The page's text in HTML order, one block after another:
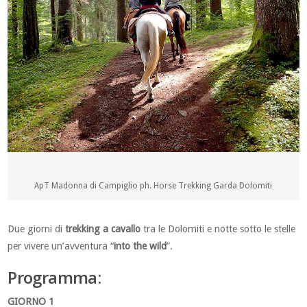
ApT Madonna di Campiglio ph. Horse Trekking Garda Dolomiti
Due giorni ditrekking a cavallo tra le Dolomiti e notte sotto le stelle
per vivere un’avventura “into the wild”.
Programma:
GIORNO 1